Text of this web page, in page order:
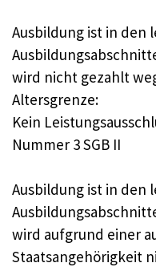
Ausbildung ist in den
wird nicht gezahlt
Altersgrenze:
Kein
Nummer 3 SGB II
Ausbildung ist in den
wird aufgrund einer
Staatsangehörigkeit